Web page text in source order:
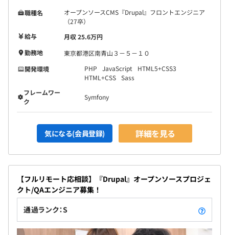
職種名
オープンソースCMS『Drupal』フロントエンジニア
（27卒）
給与
月収 25.6万円
勤務地
東京都港区南青山３－５－１０
開発環境
PHP JavaScript
HTML5+CSS3
HTML+CSS Sass
フレームワー
ク
Symfony
気になる(会員登録) 詳細を見る
【フルリモート応相談】『Drupal』オープンソースプロジェ
クト/QAエンジニア募集！
通過ランク：S